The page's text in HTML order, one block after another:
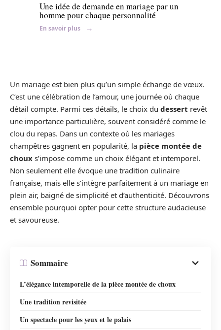
Une idée de demande en mariage par un
homme pour chaque personnalité
En savoir plus
Un mariage est bien plus qu’un simple échange de vœux.
C’est une célébration de l’amour, une journée où chaque
détail compte. Parmi ces détails, le choix du dessert revêt
une importance particulière, souvent considéré comme le
clou du repas. Dans un contexte où les mariages
champêtres gagnent en popularité, la pièce montée de
choux s’impose comme un choix élégant et intemporel.
Non seulement elle évoque une tradition culinaire
française, mais elle s’intègre parfaitement à un mariage en
plein air, baigné de simplicité et d’authenticité. Découvrons
ensemble pourquoi opter pour cette structure audacieuse
et savoureuse.
Sommaire
L’élégance intemporelle de la pièce montée de choux
Une tradition revisitée
Un spectacle pour les yeux et le palais